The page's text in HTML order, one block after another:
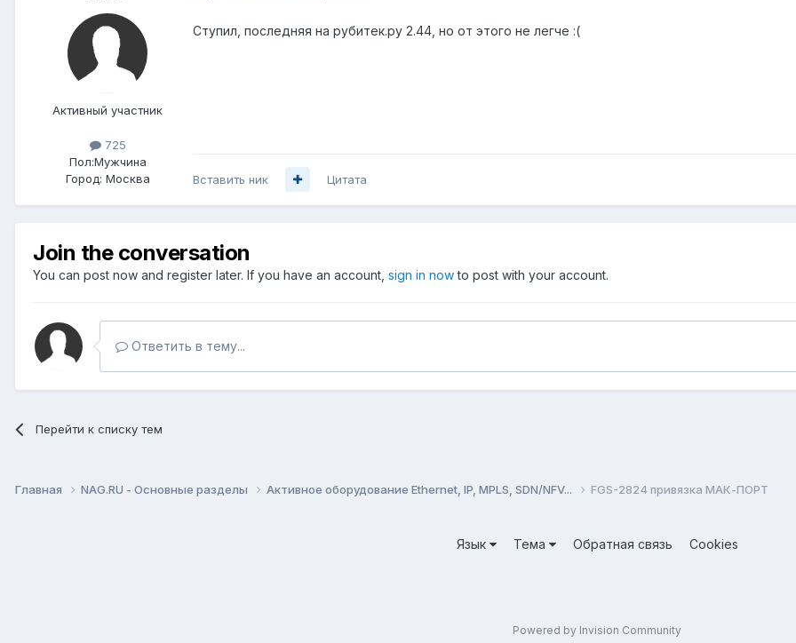
Активный участник
725
Пол:Мужчина
Город: Москва
Ступил, последняя на рубитек.ру 2.44, но от этого не легче :(
Вставить ник Цитата
Join the conversation
You can post now and register later. If you have an account, sign in nowto post with your account.
Ответить в тему...
Перейти к списку тем
Главная NAG.RU - Основные разделы Активное оборудование Ethernet, IP, MPLS, SDN/NFV... FGS-2824 привязка МАК-ПОРТ
Язык Тема Обратная связь
Cookies
Powered by Invision Community